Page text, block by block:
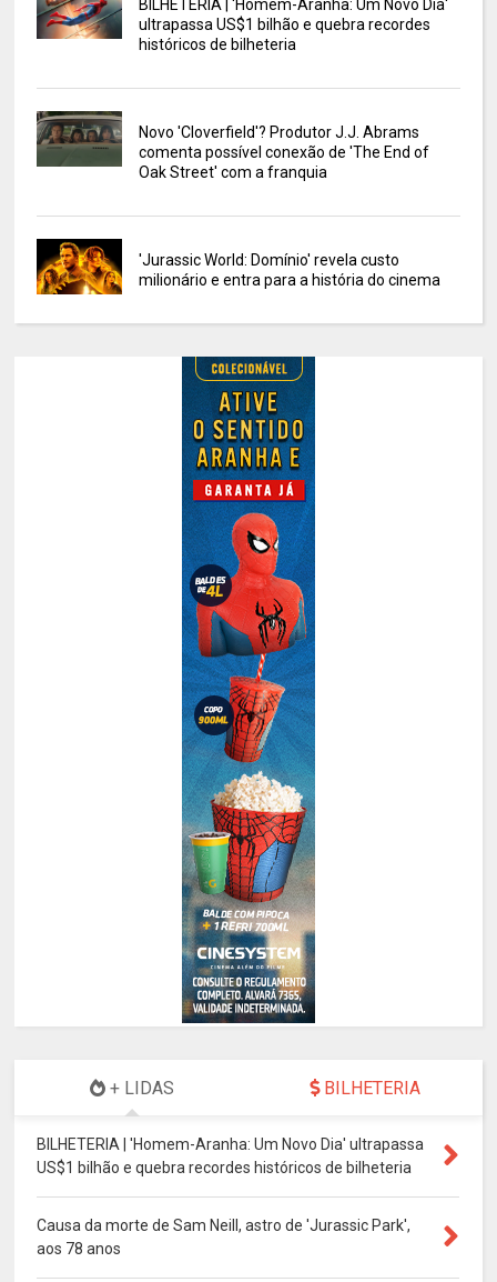
BILHETERIA | 'Homem-Aranha: Um Novo Dia'
ultrapassa US$1 bilhão e quebra recordes
históricos de bilheteria
Novo 'Cloverfield'? Produtor J.J. Abrams
comenta possível conexão de 'The End of
Oak Street' com a franquia
'Jurassic World: Domínio' revela custo
milionário e entra para a história do cinema
+ LIDAS BILHETERIA
BILHETERIA | 'Homem-Aranha: Um Novo Dia' ultrapassa
US$1 bilhão e quebra recordes históricos de bilheteria
Causa da morte de Sam Neill, astro de 'Jurassic Park',
aos 78 anos